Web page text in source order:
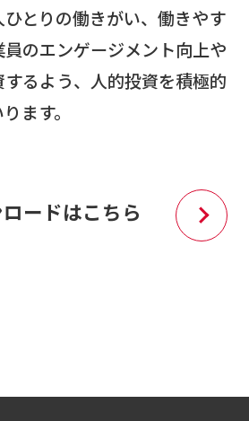
とりの働きがい、働きやす
のエンゲージメント向上や
るよう、人的投資を積極的
ます。
ードはこちら